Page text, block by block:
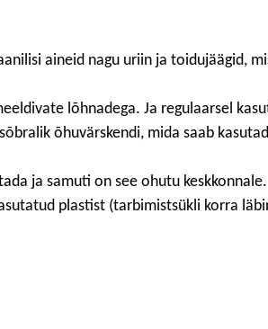
aineid nagu uriin ja toidujäägid,
lõhnadega. Ja regulaarsel
õhuvärskendi, mida saab
ja samuti on see ohutu keskkonnale.
plastist (tarbimistsükli korra